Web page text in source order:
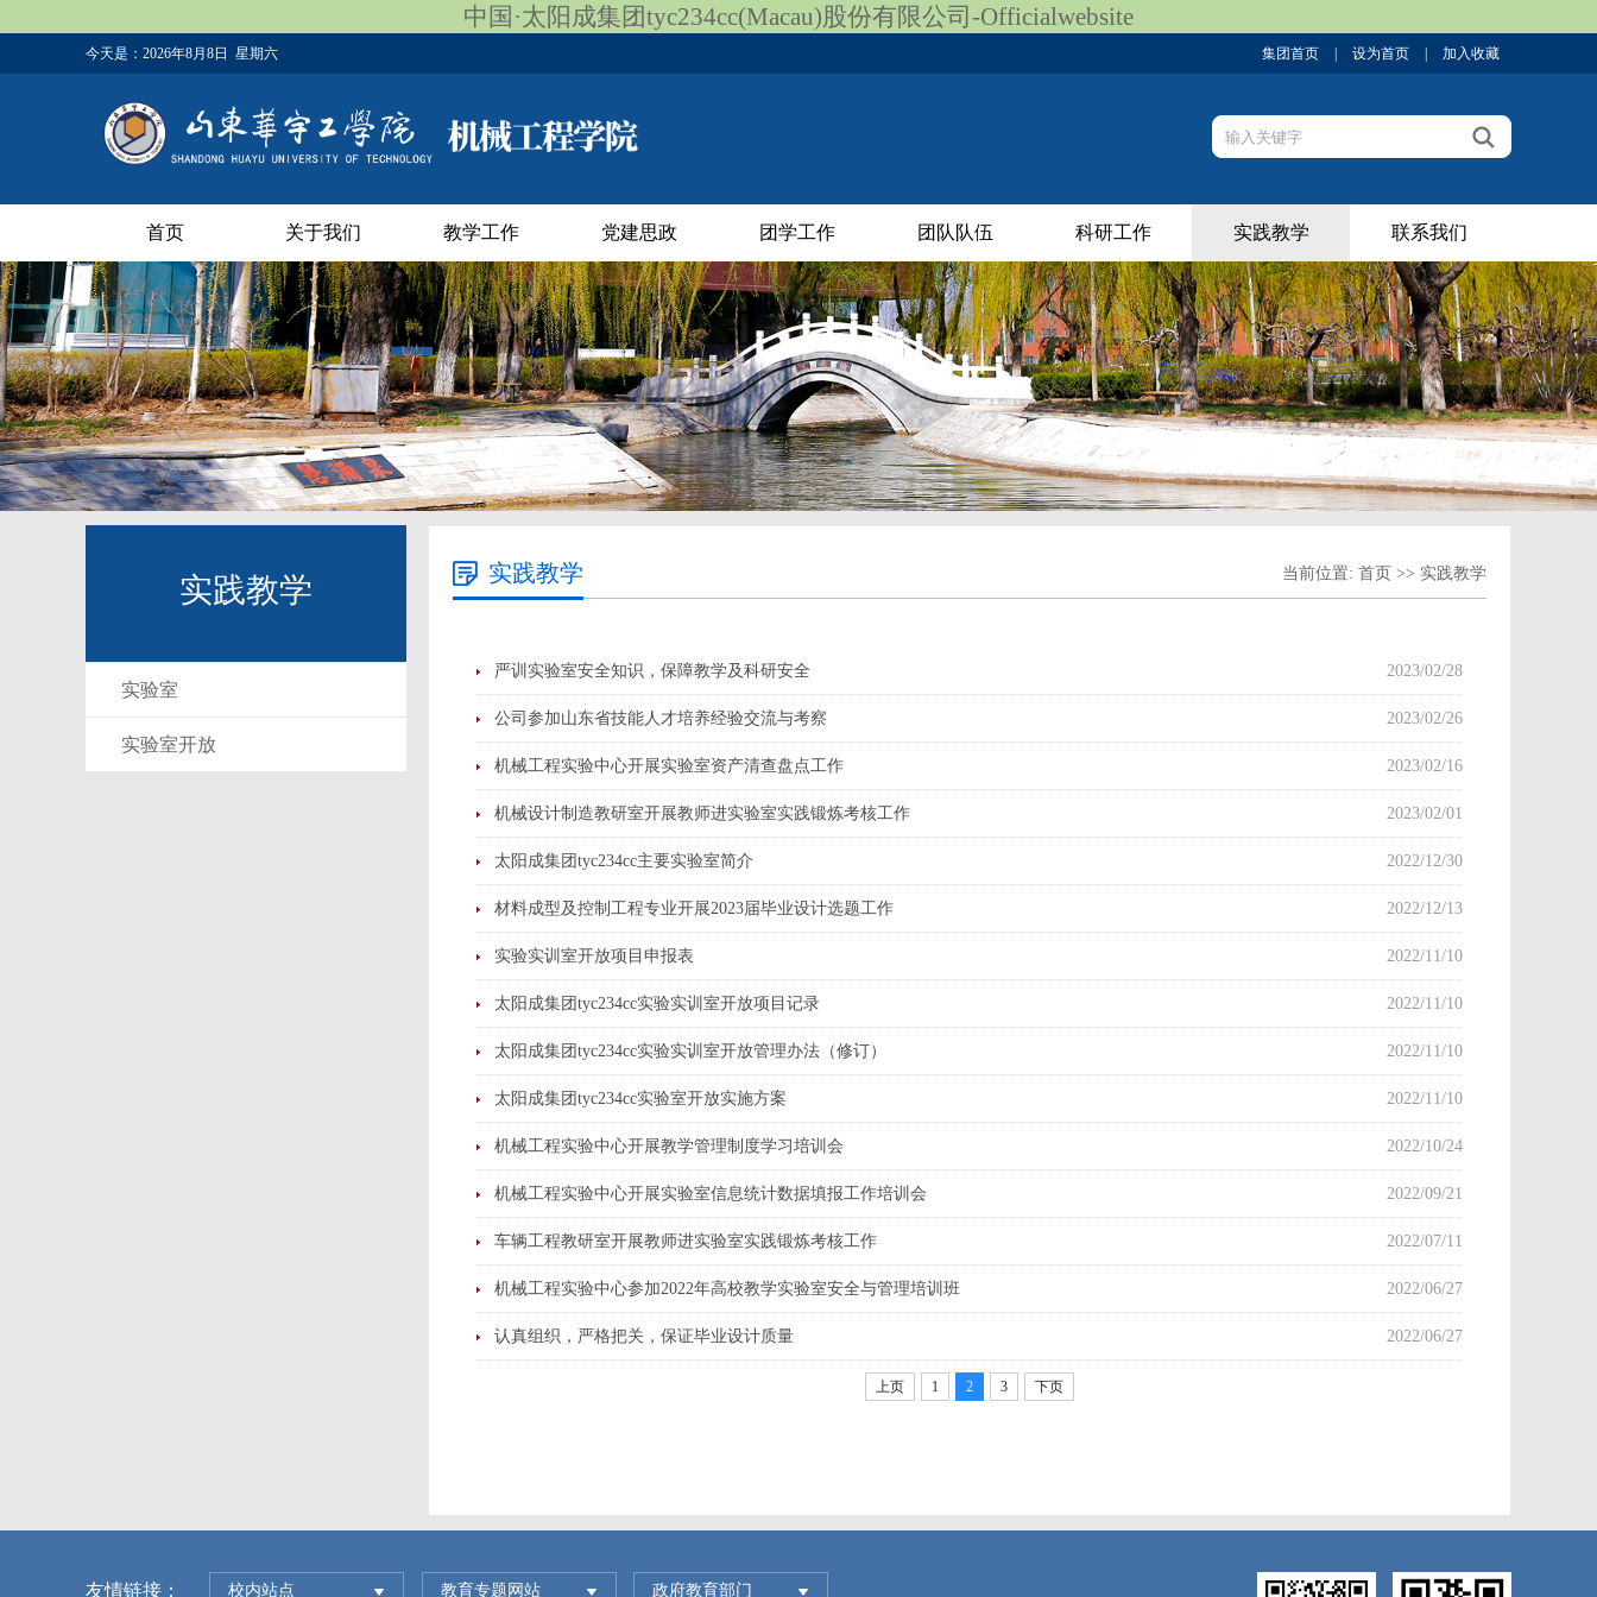
中国·太阳成集团tyc234cc(Macau)股份有限公司-Officialwebsite
今天是： 2026年8月8日 星期六 集团首页 设为首页 加入收藏
首页 关于我们 教学工作 党建思政 团学工作 团队队伍 科研工作 实践教学 联系我们
实践教学
实验室
实验室开放
实践教学 当前位置: 首页 >> 实践教学
严训实验室安全知识，保障教学及科研安全 2023/02/28
公司参加山东省技能人才培养经验交流与考察 2023/02/26
机械工程实验中心开展实验室资产清查盘点工作 2023/02/16
机械设计制造教研室开展教师进实验室实践锻炼考核工作 2023/02/01
太阳成集团tyc234cc主要实验室简介 2022/12/30
材料成型及控制工程专业开展2023届毕业设计选题工作 2022/12/13
实验实训室开放项目申报表 2022/11/10
太阳成集团tyc234cc实验实训室开放项目记录 2022/11/10
太阳成集团tyc234cc实验实训室开放管理办法（修订） 2022/11/10
太阳成集团tyc234cc实验室开放实施方案 2022/11/10
机械工程实验中心开展教学管理制度学习培训会 2022/10/24
机械工程实验中心开展实验室信息统计数据填报工作培训会 2022/09/21
车辆工程教研室开展教师进实验室实践锻炼考核工作 2022/07/11
机械工程实验中心参加2022年高校教学实验室安全与管理培训班 2022/06/27
认真组织，严格把关，保证毕业设计质量 2022/06/27
上页 1 2 3 下页
友情链接： 校内站点 教育专题网站 政府教育部门